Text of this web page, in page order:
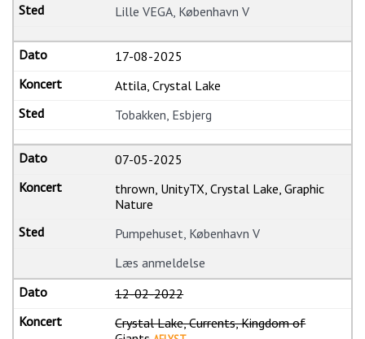
Lille VEGA, København V
17-08-2025
Attila, Crystal Lake
Tobakken, Esbjerg
07-05-2025
thrown, UnityTX, Crystal Lake, Graphic
Nature
Pumpehuset, København V
Læs anmeldelse
12-02-2022
Crystal Lake, Currents, Kingdom of